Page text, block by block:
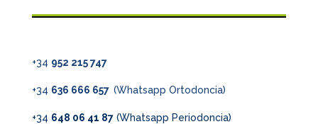
+34 952 215 747
+34 636 666 657 (Whatsapp Ortodoncia)
+34 648 06 41 87(Whatsapp Periodoncia)